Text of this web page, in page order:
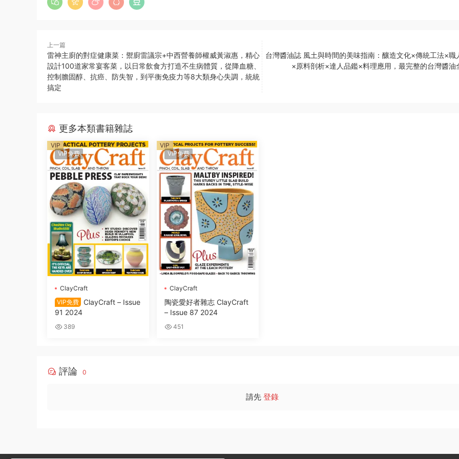
上一篇
雷神主廚的對症健康菜：禦廚雷議宗+中西營養師權威黃淑惠，精心
設計100道家常宴客菜，以日常飲食方打造不生病體質，從降血糖、
控制膽固醇、抗癌、防失智，到平衡免疫力等8大類身心失調，統統
搞定
台灣醬油誌 風土與時間的美味指南：釀造文化×傳統工法×職
×原料剖析×達人品鑑×料理應用，最完整的台灣醬油
更多本類書籍雜誌
VIP免費
ClayCraft
VIP免費
ClayCraft – Issue
91 2024
389
VIP
VIP免費
ClayCraft
陶瓷愛好者雜志 ClayCraft
– Issue 87 2024
451
VIP
評論 0
請先 登錄